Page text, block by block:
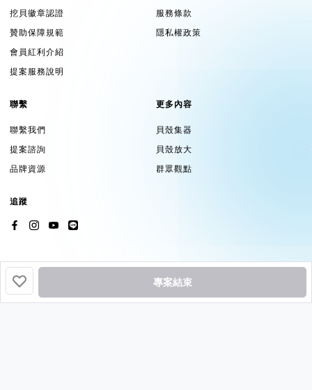
專案結束
挖貝徽章認證
贊助保障規範
會員紅利介紹
提案服務說明
服務條款
隱私權政策
聯繫
聯繫我們
提案諮詢
品牌資源
更多內容
貝殼集器
貝殼放大
群眾觀點
追蹤